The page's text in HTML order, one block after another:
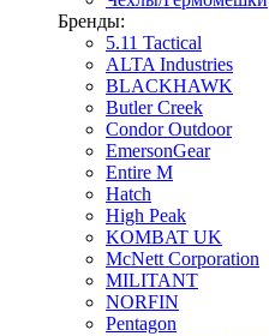
Бренды:
5.11 Tactical
ALTA Industries
BLACKHAWK
Butler Creek
Condor Outdoor
EmersonGear
Entire M
Hatch
High Peak
KOMBAT UK
McNett Corporation
MILITANT
NORFIN
Pentagon